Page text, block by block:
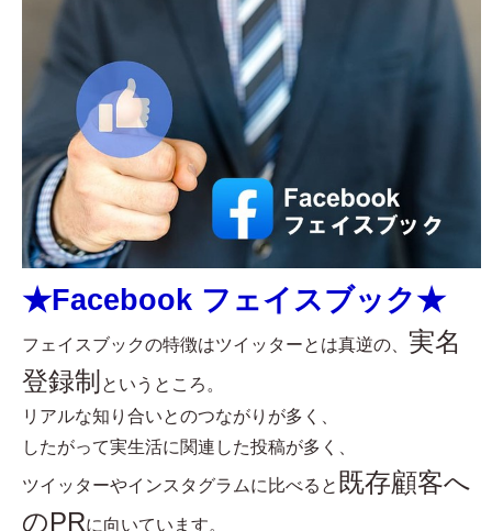
★Facebook フェイスブック★
フェイスブックの特徴はツイッターとは真逆の、 実名
登録制 というところ。
リアルな知り合いとのつながりが多く、
したがって実生活に関連した投稿が多く、
ツイッターやインスタグラムに比べると 既存顧客へ
のPRに向いています。